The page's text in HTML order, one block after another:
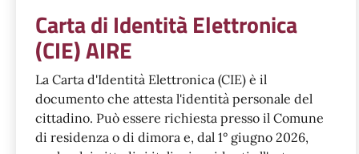
Carta di Identità Elettronica
(CIE) AIRE
La Carta d'Identità Elettronica (CIE) è il
documento che attesta l'identità personale del
cittadino. Può essere richiesta presso il Comune
di residenza o di dimora e, dal 1° giugno 2026,